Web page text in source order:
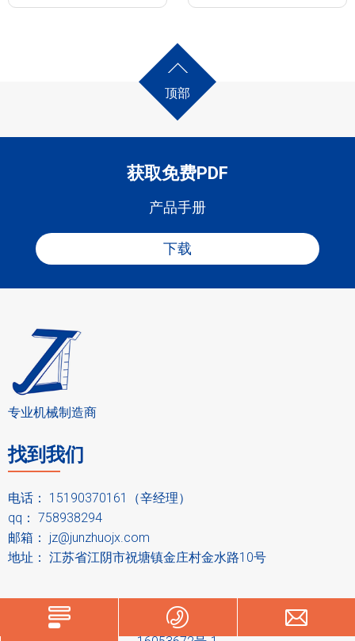
落入锥形工作室。把螺帽拧开，可以控制
下料的速度。当快速整粒机不工作时，可
由旋转回转刀对原料起旋流作用，并以离
心力将颗粒甩向筛网面，同时由于回转刀
的高速旋转与筛网面产生剪切作用，颗粒
顶部
获取免费PDF
产品手册
下载
专业机械制造商
找到我们
电话： 15190370161（辛经理）
qq： 758938294
邮箱： jz@junzhuojx.com
地址： 江苏省江阴市祝塘镇金庄村金水路10号
版权所有 技术支持
苏ICP备